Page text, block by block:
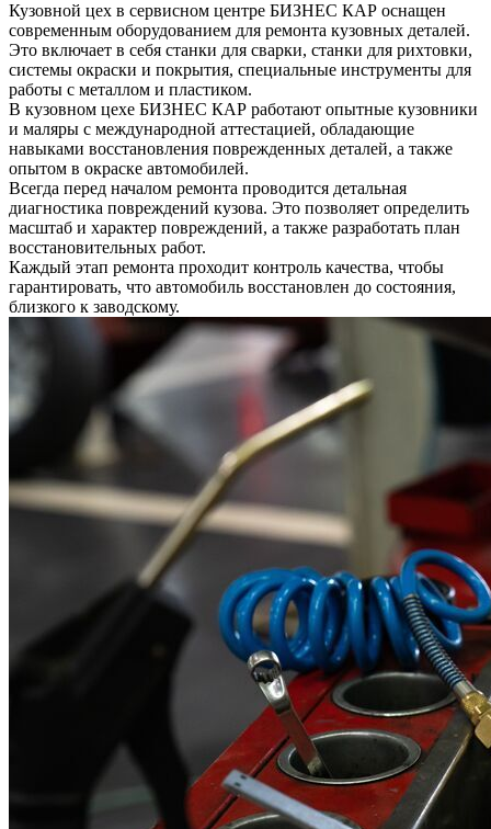
Кузовной цех в сервисном центре БИЗНЕС КАР оснащен
современным оборудованием для ремонта кузовных деталей.
Это включает в себя станки для сварки, станки для рихтовки,
системы окраски и покрытия, специальные инструменты для
работы с металлом и пластиком.
В кузовном цехе БИЗНЕС КАР работают опытные кузовники
и маляры с международной аттестацией, обладающие
навыками восстановления поврежденных деталей, а также
опытом в окраске автомобилей.
Всегда перед началом ремонта проводится детальная
диагностика повреждений кузова. Это позволяет определить
масштаб и характер повреждений, а также разработать план
восстановительных работ.
Каждый этап ремонта проходит контроль качества, чтобы
гарантировать, что автомобиль восстановлен до состояния,
близкого к заводскому.